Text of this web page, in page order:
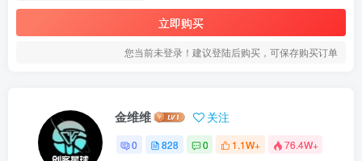
立即购买
您当前未登录！建议登陆后购买，可保存购买订单
金维维 关注
0 828 0 1.1W+ 76.4W+